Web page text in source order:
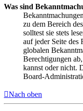
Was sind
zu dem Bereich
solltest sie stets
auf jeder Seite des
globalen
Berechtigungen
kannst oder nicht.
Board-
Nach oben